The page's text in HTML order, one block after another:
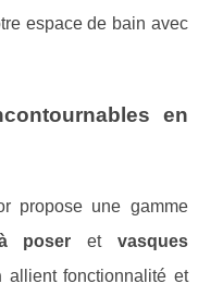
espace de bain avec
en
propose une gamme
poser et vasques
allient fonctionnalité et